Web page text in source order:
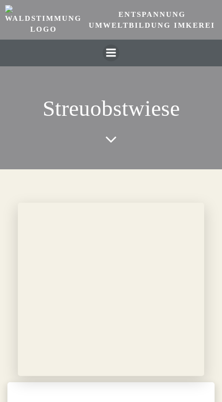
Inhalt
springen
ENTSPANNUNG
UMWELTBILDUNG IMKEREI
Streuobstwiese